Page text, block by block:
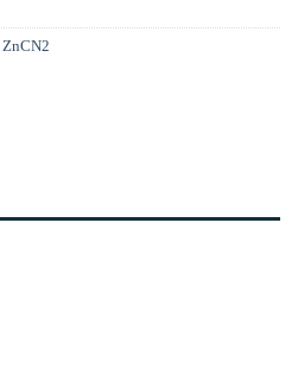
ZnCN2